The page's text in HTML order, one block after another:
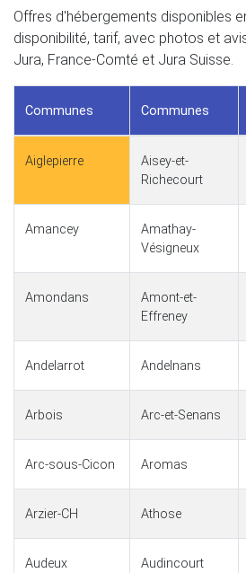
Offres d'hébergements disponibles
disponibilité, tarif, avec photos et
Jura, France-Comté et Jura Suisse.
Communes Communes
Aiglepierre
Aisey-et-
Richecourt
Amancey
Amathay-
Vésigneux
Amondans
Amont-et-
Effreney
Andelarrot Andelnans
Arbois Arc-et-Senans
Arc-sous-Cicon Aromas
Arzier-CH Athose
Audeux Audincourt